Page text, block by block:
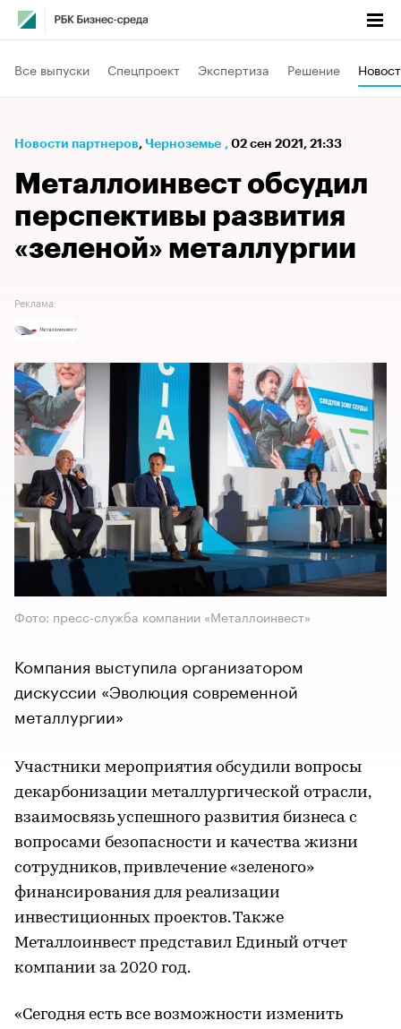
Все выпуски Спецпроект Экспертиза Решение
Новости партнеров⁠, Черноземье , 02 сен 2021, 21:33
Металлоинвест обсудил
перспективы развития
«зеленой» металлургии
Реклама:
Фото: пресс-служба компании «Металлоинвест»
Компания выступила организатором
дискуссии «Эволюция современной
металлургии»
Участники мероприятия обсудили вопросы
декарбонизации металлургической отрасли,
взаимосвязь успешного развития бизнеса с
вопросами безопасности и качества жизни
сотрудников, привлечение «зеленого»
финансирования для реализации
инвестиционных проектов. Также
Металлоинвест представил Единый отчет
компании за 2020 год.
«Сегодня есть все возможности изменить